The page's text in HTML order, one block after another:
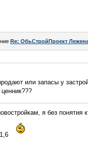
Re: ОбьСтройПроект
или запасы у
я без